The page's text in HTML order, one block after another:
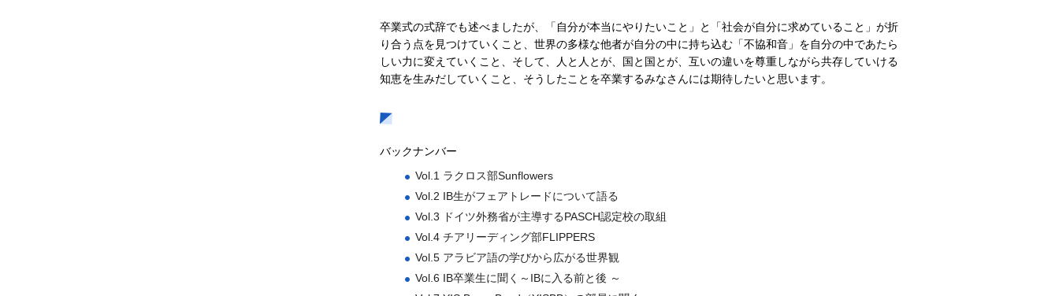
卒業式の式辞でも述べましたが、「自分が本当にやりたいこと」と「社会が自分に求めていること」が折
り合う点を見つけていくこと、世界の多様な他者が自分の中に持ち込む「不協和音」を自分の中であたら
しい力に変えていくこと、そして、人と人とが、国と国とが、互いの違いを尊重しながら共存していける
知恵を生みだしていくこと、そうしたことを卒業するみなさんには期待したいと思います。
バックナンバー
Vol.1 ラクロス部Sunflowers
Vol.2 IB生がフェアトレードについて語る
Vol.3 ドイツ外務省が主導するPASCH認定校の取組
Vol.4 チアリーディング部FLIPPERS
Vol.5 アラビア語の学びから広がる世界観
Vol.6 IB卒業生に聞く～IBに入る前と後 ～